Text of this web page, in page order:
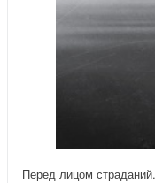
Перед лицом